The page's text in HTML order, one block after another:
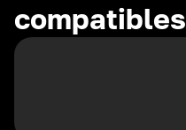
compatibles